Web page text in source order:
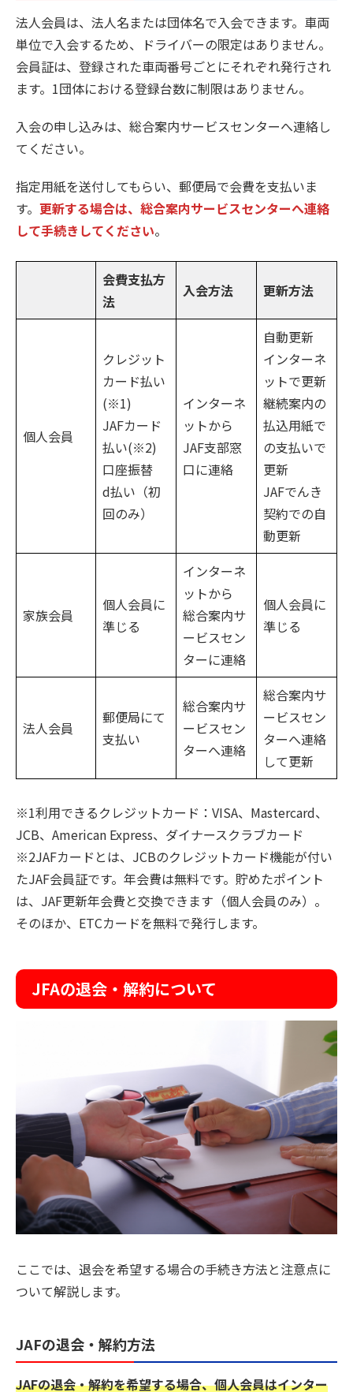
法人会員は、法人名または団体名で入会できます。車両
単位で入会するため、ドライバーの限定はありません。
会員証は、登録された車両番号ごとにそれぞれ発行され
ます。1団体における登録台数に制限はありません。
入会の申し込みは、総合案内サービスセンターへ連絡し
てください。
指定用紙を送付してもらい、郵便局で会費を支払いま
す。 更新する場合は、総合案内サービスセンターへ連絡
して手続きしてください。
会費支払方
法
入会方法 更新方法
個人会員
クレジット
カード払い
(※1)
JAFカード
払い(※2)
口座振替
d払い（初
回のみ）
インターネ
ットから
JAF支部窓
口に連絡
自動更新
インターネ
ットで更新
継続案内の
払込用紙で
の支払いで
更新
JAFでんき
契約での自
動更新
家族会員
個人会員に
準じる
インターネ
ットから
総合案内サ
ービスセン
ターに連絡
個人会員に
準じる
法人会員
郵便局にて
支払い
総合案内サ
ービスセン
ターへ連絡
総合案内サ
ービスセン
ターへ連絡
して更新
※1利用できるクレジットカード：VISA、Mastercard、
JCB、American Express、ダイナースクラブカード
※2JAFカードとは、JCBのクレジットカード機能が付い
たJAF会員証です。年会費は無料です。貯めたポイント
は、JAF更新年会費と交換できます（個人会員のみ）。
そのほか、ETCカードを無料で発行します。
JFAの退会・解約について
ここでは、退会を希望する場合の手続き方法と注意点に
ついて解説します。
JAFの退会・解約方法
JAFの退会・解約を希望する場合、個人会員はインター